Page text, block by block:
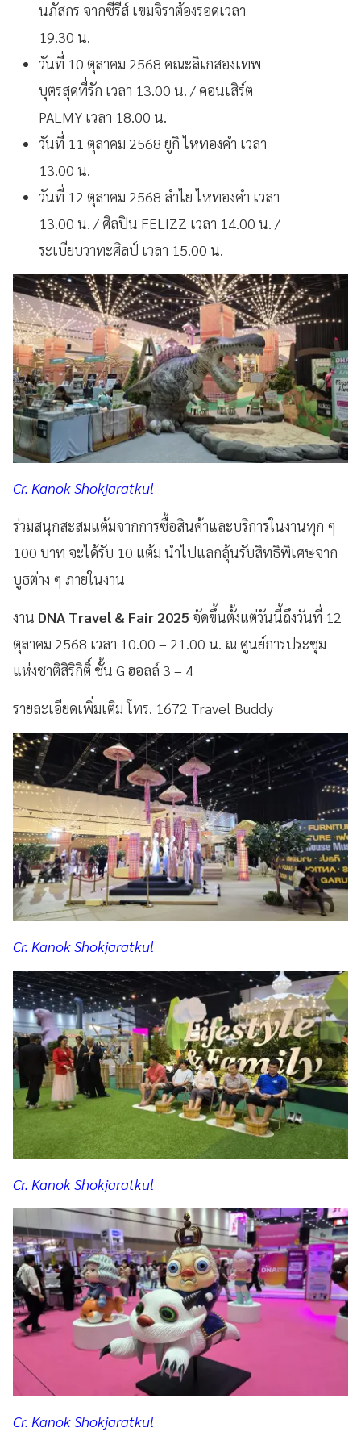
นภัสกร จากซีรีส์ เขมจิราต้องรอดเวลา
19.30 น.
วันที่ 10 ตุลาคม 2568 คณะลิเกสองเทพ
บุตรสุดที่รัก เวลา 13.00 น. / คอนเสิร์ต
PALMY เวลา 18.00 น.
วันที่ 11 ตุลาคม 2568 ยูกิ ไหทองคำ เวลา
13.00 น.
วันที่ 12 ตุลาคม 2568 ลำไย ไหทองคำ เวลา
13.00 น. / ศิลปิน FELIZZ เวลา 14.00 น. /
ระเบียบวาทะศิลป์ เวลา 15.00 น.
Cr. Kanok Shokjaratkul
ร่วมสนุกสะสมแต้มจากการซื้อสินค้าและบริการในงานทุก ๆ
100 บาท จะได้รับ 10 แต้ม นำไปแลกลุ้นรับสิทธิพิเศษจาก
บูธต่าง ๆ ภายในงาน
งาน DNA Travel & Fair 2025 จัดขึ้นตั้งแต่วันนี้ถึงวันที่ 12
ตุลาคม 2568 เวลา 10.00 – 21.00 น. ณ ศูนย์การประชุม
แห่งชาติสิริกิติ์ ชั้น G ฮอลล์ 3 – 4
รายละเอียดเพิ่มเติม โทร. 1672 Travel Buddy
Cr. Kanok Shokjaratkul
Cr. Kanok Shokjaratkul
Cr. Kanok Shokjaratkul